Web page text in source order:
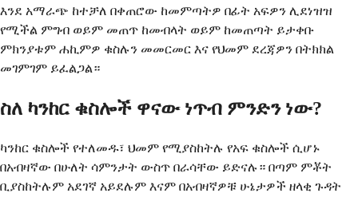
እንደ አማራጭ ከተቻለ በቀጠሮው ከመምጣትዎ በፊት አፍዎን ሊደነዝዝ
የሚችል ምግብ ወይም መጠጥ ከመብላት ወይም ከመጠጣት ይታቀቡ
ምክንያቱም ሐኪምዎ ቁስሉን መመርመር እና የህመም ደረጃዎን በትክክል
መገምገም ይፈልጋል።
ስለ ካንከር ቁስሎች ዋናው ነጥብ ምንድን ነው?
ካንከር ቁስሎች የተለመዱ፣ ህመም የሚያስከትሉ የአፍ ቁስሎች ሲሆኑ
በአብዛኛው በሁለት ሳምንታት ውስጥ በራሳቸው ይድናሉ። በጣም ምቾት
ቢያስከትሉም አደገኛ አይደሉም እናም በአብዛኛዎቹ ሁኔታዎች ዘላቂ ጉዳት